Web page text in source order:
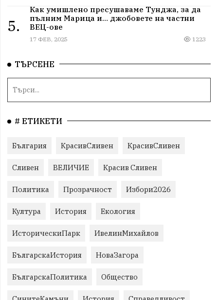
5.
Как умишлено пресушаваме Тунджа, за да
пълним Марица и… джобовете на частни
ВЕЦ-ове
17 ФЕВ, 2025 1223
ТЪРСЕНЕ
# ЕТИКЕТИ
България КрасивСливен КрасивСливен
Сливен ВЕЛИЧИЕ Красив Сливен
Политика Прозрачност Избори2026
Култура История Екология
ИсторическиПарк ИвелинМихайлов
БългарскаИстория НоваЗагора
БългарскаПолитика Общество